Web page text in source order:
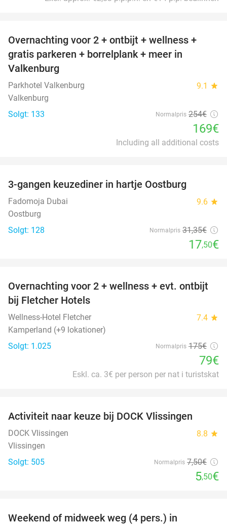
33%
Overnachting voor 2 + ontbijt + wellness +
gratis parkeren + borrelplank + meer in
Valkenburg
Parkhotel Valkenburg 9.1 star
Valkenburg
Solgt: 133
Normalpris 254€
169€
Including all additional costs
3-gangen keuzediner in hartje Oostburg
Fadomoja Dubai 9.6 star
Oostburg
Solgt: 128
Normalpris 31,35€
17,50€
55%
Overnachting voor 2 + wellness + evt. ontbijt
bij Fletcher Hotels
Wellness-Hotel Fletcher 7.4 star
Kamperland (+9 lokationer)
Solgt: 1.025
Normalpris 175€
79€
Eskl. ca. 3€ per person per nat i turistskat
Activiteit naar keuze bij DOCK Vlissingen
DOCK Vlissingen 8.8 star
Vlissingen
Solgt: 505
Normalpris 7,50€
5,50€
Weekend of midweek weg (4 pers.) in